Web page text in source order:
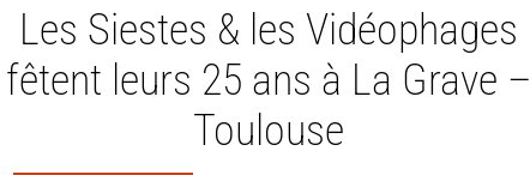
Les Siestes & les Vidéophages
fêtent leurs 25 ans à La Grave –
Toulouse